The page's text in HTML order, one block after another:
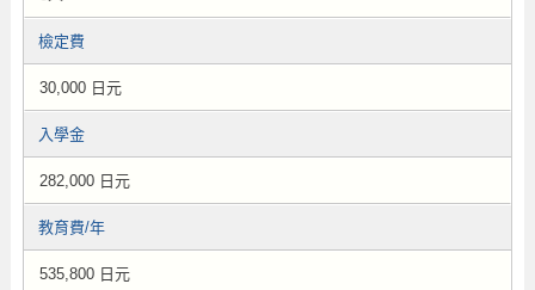
檢定費
30,000 日元
入學金
282,000 日元
教育費/年
535,800 日元